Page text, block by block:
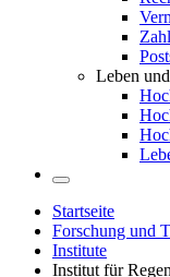
Leben
Startseite
Forschung und
Institute
Institut für